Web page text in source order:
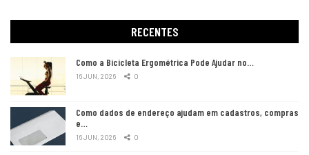
RECENTES
Como a Bicicleta Ergométrica Pode Ajudar no…
16 JUN, 2026 0
Como dados de endereço ajudam em cadastros, compras
e…
16 JUN, 2026 0